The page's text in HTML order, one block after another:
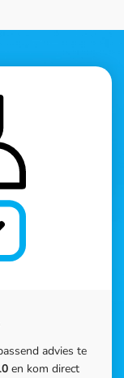
advies te
en kom direct